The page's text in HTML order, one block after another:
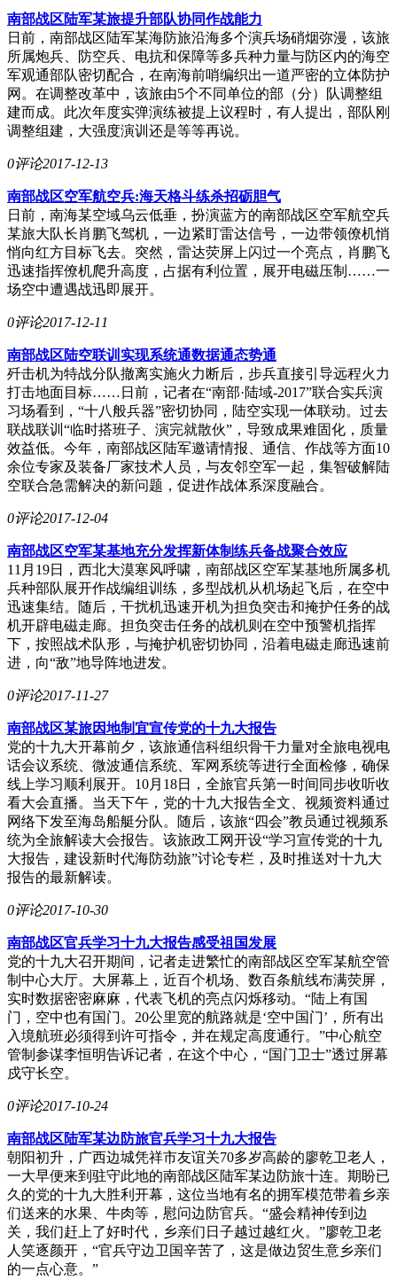
南部战区陆军某旅提升部队协同作战能力
日前，南部战区陆军某海防旅沿海多个演兵场硝烟弥漫，该旅
所属炮兵、防空兵、电抗和保障等多兵种力量与防区内的海空
军观通部队密切配合，在南海前哨编织出一道严密的立体防护
网。在调整改革中，该旅由5个不同单位的部（分）队调整组
建而成。此次年度实弹演练被提上议程时，有人提出，部队刚
调整组建，大强度演训还是等等再说。
0评论2017-12-13
南部战区空军航空兵:海天格斗练杀招砺胆气
日前，南海某空域乌云低垂，扮演蓝方的南部战区空军航空兵
某旅大队长肖鹏飞驾机，一边紧盯雷达信号，一边带领僚机悄
悄向红方目标飞去。突然，雷达荧屏上闪过一个亮点，肖鹏飞
迅速指挥僚机爬升高度，占据有利位置，展开电磁压制……一
场空中遭遇战迅即展开。
0评论2017-12-11
南部战区陆空联训实现系统通数据通态势通
歼击机为特战分队撤离实施火力断后，步兵直接引导远程火力
打击地面目标……日前，记者在“南部·陆域-2017”联合实兵演
习场看到，“十八般兵器”密切协同，陆空实现一体联动。过去
联战联训“临时搭班子、演完就散伙”，导致成果难固化，质量
效益低。今年，南部战区陆军邀请情报、通信、作战等方面10
余位专家及装备厂家技术人员，与友邻空军一起，集智破解陆
空联合急需解决的新问题，促进作战体系深度融合。
0评论2017-12-04
南部战区空军某基地充分发挥新体制练兵备战聚合效应
11月19日，西北大漠寒风呼啸，南部战区空军某基地所属多机
兵种部队展开作战编组训练，多型战机从机场起飞后，在空中
迅速集结。随后，干扰机迅速开机为担负突击和掩护任务的战
机开辟电磁走廊。担负突击任务的战机则在空中预警机指挥
下，按照战术队形，与掩护机密切协同，沿着电磁走廊迅速前
进，向“敌”地导阵地进发。
0评论2017-11-27
南部战区某旅因地制宜宣传党的十九大报告
党的十九大开幕前夕，该旅通信科组织骨干力量对全旅电视电
话会议系统、微波通信系统、军网系统等进行全面检修，确保
线上学习顺利展开。10月18日，全旅官兵第一时间同步收听收
看大会直播。当天下午，党的十九大报告全文、视频资料通过
网络下发至海岛船艇分队。随后，该旅“四会”教员通过视频系
统为全旅解读大会报告。该旅政工网开设“学习宣传党的十九
大报告，建设新时代海防劲旅”讨论专栏，及时推送对十九大
报告的最新解读。
0评论2017-10-30
南部战区官兵学习十九大报告感受祖国发展
党的十九大召开期间，记者走进繁忙的南部战区空军某航空管
制中心大厅。大屏幕上，近百个机场、数百条航线布满荧屏，
实时数据密密麻麻，代表飞机的亮点闪烁移动。“陆上有国
门，空中也有国门。20公里宽的航路就是‘空中国门’，所有出
入境航班必须得到许可指令，并在规定高度通行。”中心航空
管制参谋李恒明告诉记者，在这个中心，“国门卫士”透过屏幕
戍守长空。
0评论2017-10-24
南部战区陆军某边防旅官兵学习十九大报告
朝阳初升，广西边城凭祥市友谊关70多岁高龄的廖乾卫老人，
一大早便来到驻守此地的南部战区陆军某边防旅十连。期盼已
久的党的十九大胜利开幕，这位当地有名的拥军模范带着乡亲
们送来的水果、牛肉等，慰问边防官兵。“盛会精神传到边
关，我们赶上了好时代，乡亲们日子越过越红火。”廖乾卫老
人笑逐颜开，“官兵守边卫国辛苦了，这是做边贸生意乡亲们
的一点心意。”